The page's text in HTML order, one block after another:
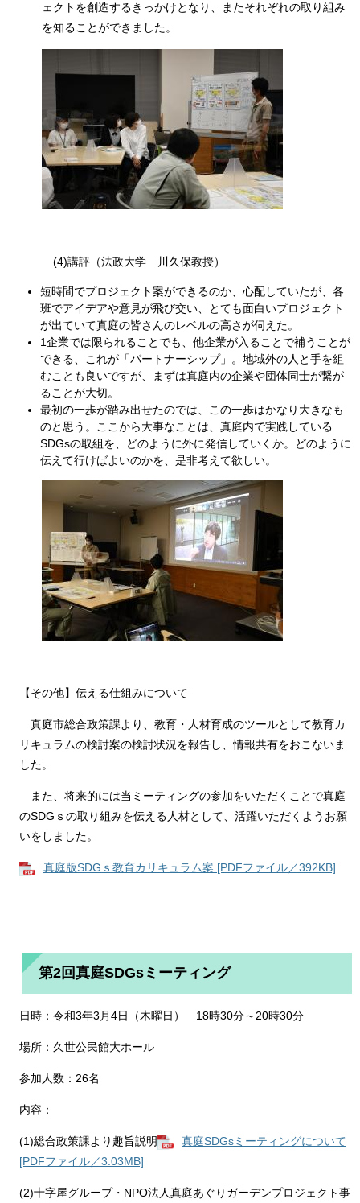
ェクトを創造するきっかけとなり、またそれぞれの取り組み
を知ることができました。
(4)講評（法政大学 川久保教授）
短時間でプロジェクト案ができるのか、心配していたが、各
班でアイデアや意見が飛び交い、とても面白いプロジェクト
が出ていて真庭の皆さんのレベルの高さが伺えた。
1企業では限られることでも、他企業が入ることで補うことが
できる、これが「パートナーシップ」。地域外の人と手を組
むことも良いですが、まずは真庭内の企業や団体同士が繋が
ることが大切。
最初の一歩が踏み出せたのでは、この一歩はかなり大きなも
のと思う。ここから大事なことは、真庭内で実践している
SDGsの取組を、どのように外に発信していくか。どのように
伝えて行けばよいのかを、是非考えて欲しい。
【その他】伝える仕組みについて
真庭市総合政策課より、教育・人材育成のツールとして教育カ
リキュラムの検討案の検討状況を報告し、情報共有をおこないま
した。
また、将来的には当ミーティングの参加をいただくことで真庭
のSDGｓの取り組みを伝える人材として、活躍いただくようお願
いをしました。
真庭版SDGｓ教育カリキュラム案 [PDFファイル／392KB]
第2回真庭SDGsミーティング
日時：令和3年3月4日（木曜日） 18時30分～20時30分
場所：久世公民館大ホール
参加人数：26名
内容：
(1)総合政策課より趣旨説明
真庭SDGsミーティングについて
[PDFファイル／3.03MB]
(2)十字屋グループ・NPO法人真庭あぐりガーデンプロジェクト事